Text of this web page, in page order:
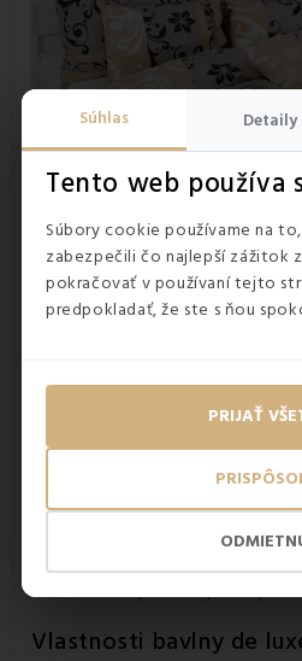
Súhlas Detaily
Tento web používa
Súbory cookie používame na
zabezpečili čo najlepší zážitok
pokračovať v používaní tejto
predpokladať, že ste s ňou
PRIJAŤ
Používa sa nielen na výrobu
luxusného, vysoko kvalitného
prádla. Používa sa aj na výrobu
ktorá sa pri navlhnutí zvyšuje až
aj dnes poznáme mnoho
posteľné prádlo Lilien vyrobené
väzbou tkanej luxusnej bavlny.
Vlastnosti bavlny de